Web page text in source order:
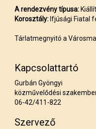
A rendezvény típusa:
Korosztály: Ifjúsági Fiatal
Tárlatmegnyitó a
Kapcsolattartó
Gurbán Gyöngyi
közművelődési
06-42/411-822
Szervező